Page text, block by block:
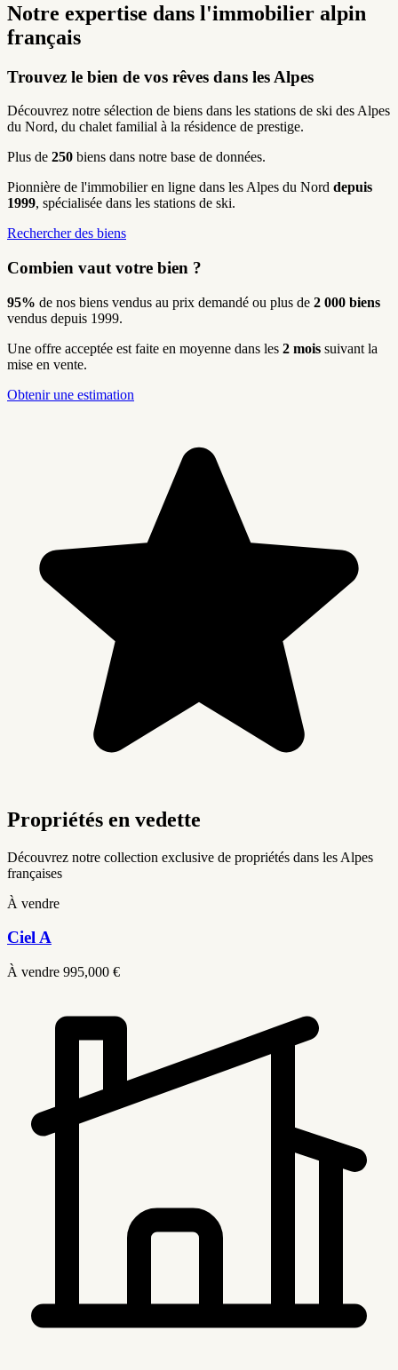
Notre expertise dans l'immobilier alpin
français
Trouvez le bien de vos rêves dans les Alpes
Découvrez notre sélection de biens dans les stations de ski des Alpes
du Nord, du chalet familial à la résidence de prestige.
Plus de 250 biens dans notre base de données.
Pionnière de l'immobilier en ligne dans les Alpes du Nord depuis
1999, spécialisée dans les stations de ski.
Rechercher des biens
Combien vaut votre bien ?
95% de nos biens vendus au prix demandé ou plus de 2 000 biens
vendus depuis 1999.
Une offre acceptée est faite en moyenne dans les 2 mois suivant la
mise en vente.
Obtenir une estimation
Propriétés en vedette
Découvrez notre collection exclusive de propriétés dans les Alpes
françaises
À vendre
Ciel A
À vendre 995,000 €